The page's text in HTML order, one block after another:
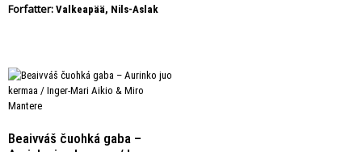
Forfatter: Valkeapää, Nils-Aslak
Beaivváš čuohká gaba –